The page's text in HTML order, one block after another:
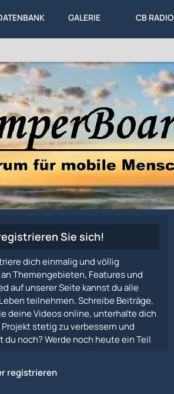
GALERIE CB RADIO
Sie sich!
dich einmalig und völlig
Themengebieten, Features und
auf unserer Seite kannst du alle
teilnehmen. Schreibe Beiträge,
deine Videos online, unterhalte dich
stetig zu verbessern und
noch? Werde noch heute ein Teil
registrieren